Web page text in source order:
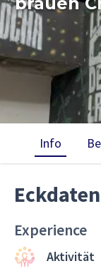
Info
Eckdaten
Experience
Aktivität